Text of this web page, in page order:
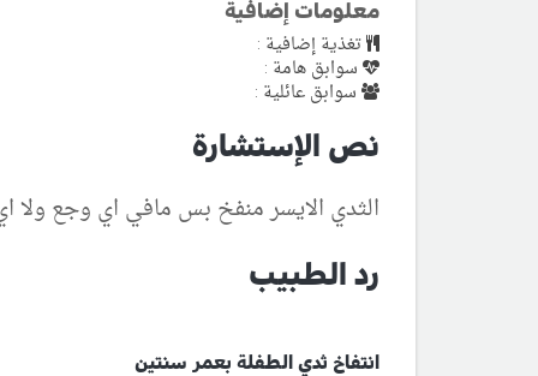
معلومات إضافية
تغذية إضافية :
سوابق هامة :
سوابق عائلية :
نص الإستشارة
الثدي الايسر منفخ بس مافي اي وجع
رد الطبيب
انتفاخ ثدي الطفلة بعمر سنتين